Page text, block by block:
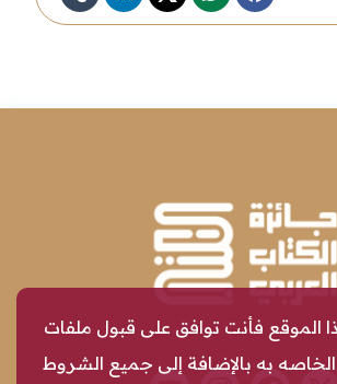
الموقع فأنت توافق على قبول ملفات
الخاصه به بالإضافة إلى جميع الشروط